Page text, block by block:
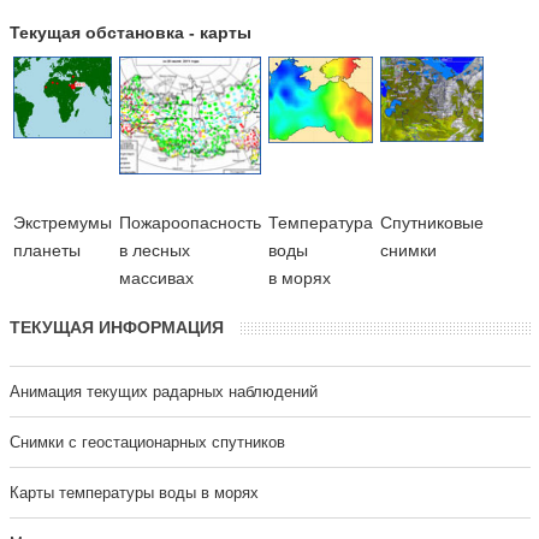
Текущая обстановка - карты
Экстремумы
планеты
Пожароопасность
в лесных
массивах
Температура
воды
в морях
Cпутниковые
снимки
ТЕКУЩАЯ ИНФОРМАЦИЯ
Анимация текущих радарных наблюдений
Cнимки с геостационарных спутников
Карты температуры воды в морях